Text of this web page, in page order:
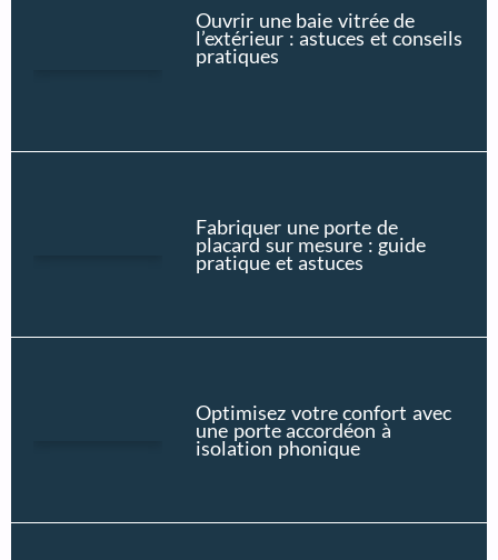
Ouvrir une baie vitrée de
l’extérieur : astuces et conseils
pratiques
Fabriquer une porte de
placard sur mesure : guide
pratique et astuces
Optimisez votre confort avec
une porte accordéon à
isolation phonique